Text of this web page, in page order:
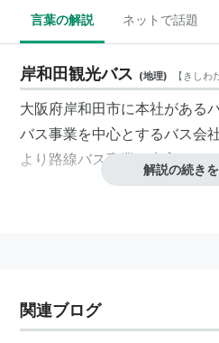
言葉の解説 ネットで話題
岸和田観光バス (地理) 【きしわ
大阪府岸和田市に本社がある
バス事業を中心とするバス会
より路線バス事業に参入した
解説の続き
関連ブログ